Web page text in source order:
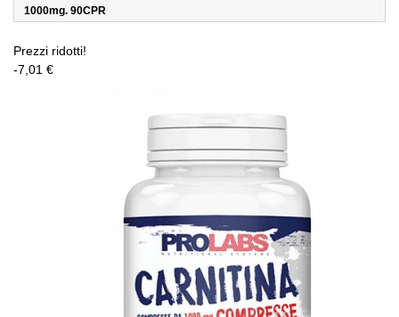
1000mg. 90CPR
Prezzi ridotti!
-7,01 €